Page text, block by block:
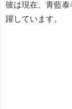
彼は現在、青藍
躍しています。